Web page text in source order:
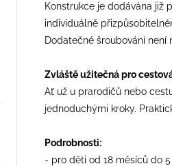
Konstrukce je dodávána již
individuálně
Dodatečné šroubování není
Zvláště užitečná pro
Ať už u prarodičů nebo
jednoduchými kroky.
Podrobnosti:
- pro děti od 18 měsíců do